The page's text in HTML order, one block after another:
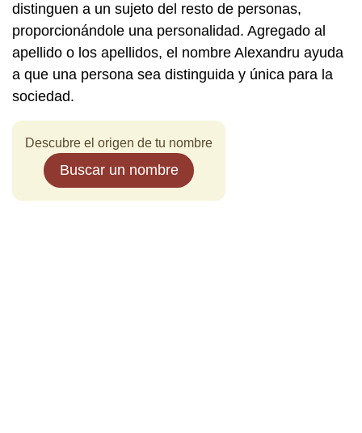
distinguen a un sujeto del resto de personas,
proporcionándole una personalidad. Agregado al
apellido o los apellidos, el nombre Alexandru ayuda
a que una persona sea distinguida y única para la
sociedad.
Descubre el origen de tu nombre
Buscar un nombre